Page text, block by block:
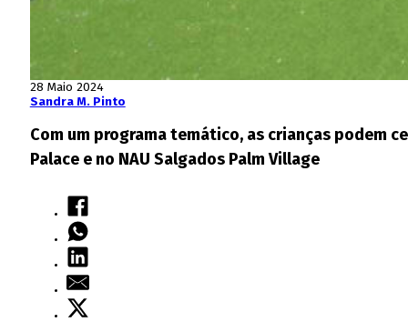
28 Maio 2024
Sandra M. Pinto
Com um programa temático, as crianças podem
Palace e no NAU Salgados Palm Village